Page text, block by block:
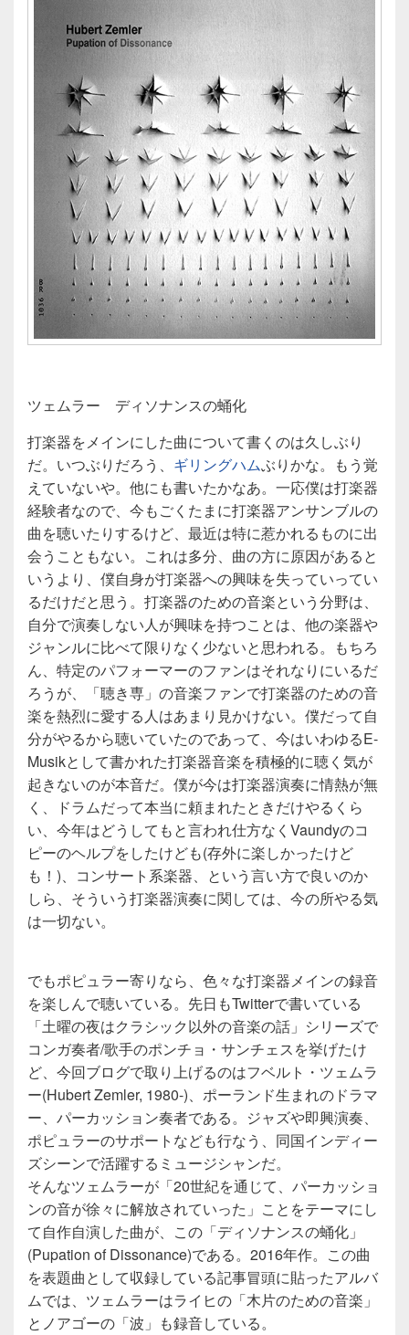
ツェムラー ディソナンスの蛹化
打楽器をメインにした曲について書くのは久しぶり
だ。いつぶりだろう、 ギリングハムぶりかな。もう覚
えていないや。他にも書いたかなあ。一応僕は打楽器
経験者なので、今もごくたまに打楽器アンサンブルの
曲を聴いたりするけど、最近は特に惹かれるものに出
会うこともない。これは多分、曲の方に原因があると
いうより、僕自身が打楽器への興味を失っていってい
るだけだと思う。打楽器のための音楽という分野は、
自分で演奏しない人が興味を持つことは、他の楽器や
ジャンルに比べて限りなく少ないと思われる。もちろ
ん、特定のパフォーマーのファンはそれなりにいるだ
ろうが、「聴き専」の音楽ファンで打楽器のための音
楽を熱烈に愛する人はあまり見かけない。僕だって自
分がやるから聴いていたのであって、今はいわゆるE-
Musikとして書かれた打楽器音楽を積極的に聴く気が
起きないのが本音だ。僕が今は打楽器演奏に情熱が無
く、ドラムだって本当に頼まれたときだけやるくら
い、今年はどうしてもと言われ仕方なくVaundyのコ
ピーのヘルプをしたけども(存外に楽しかったけど
も！)、コンサート系楽器、という言い方で良いのか
しら、そういう打楽器演奏に関しては、今の所やる気
は一切ない。
でもポピュラー寄りなら、色々な打楽器メインの録音
を楽しんで聴いている。先日もTwitterで書いている
「土曜の夜はクラシック以外の音楽の話」シリーズで
コンガ奏者/歌手のポンチョ・サンチェスを挙げたけ
ど、今回ブログで取り上げるのはフベルト・ツェムラ
ー(Hubert Zemler, 1980-)、ポーランド生まれのドラマ
ー、パーカッション奏者である。ジャズや即興演奏、
ポピュラーのサポートなども行なう、同国インディー
ズシーンで活躍するミュージシャンだ。
そんなツェムラーが「20世紀を通じて、パーカッショ
ンの音が徐々に解放されていった」ことをテーマにし
て自作自演した曲が、この「ディソナンスの蛹化」
(Pupation of Dissonance)である。2016年作。この曲
を表題曲として収録している記事冒頭に貼ったアルバ
ムでは、ツェムラーはライヒの「木片のための音楽」
とノアゴーの「波」も録音している。